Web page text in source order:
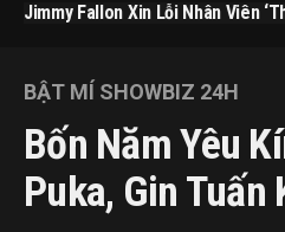
Jimmy Fallon Xin Lỗi Nhân Viên
BẬT MÍ SHOWBIZ 24H
Bốn Năm Yêu
Puka, Gin Tuấn